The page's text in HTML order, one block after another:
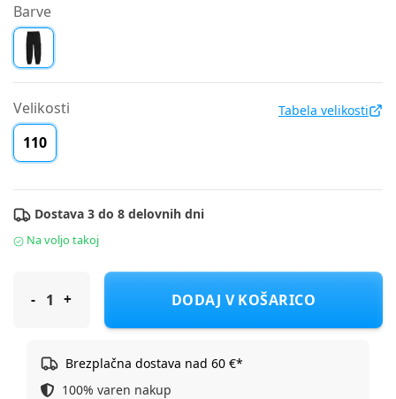
Barve
Velikosti Tabela velikosti
110
Dostava 3 do 8 delovnih dni
Na voljo takoj
Cool Club hlače trenirka DH CCB2912393 F Črna 110
DODAJ V KOŠARICO
Brezplačna dostava nad 60 €*
100% varen nakup